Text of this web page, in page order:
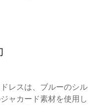
レスは、ブルーのシル
ャカード素材を使用し